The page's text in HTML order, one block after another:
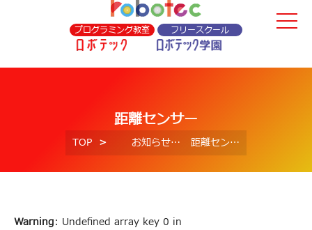
プログラミング教室 フリースクール
距離センサー
TOP お知らせ 距離センサー
Warning: Undefined array key 0 in